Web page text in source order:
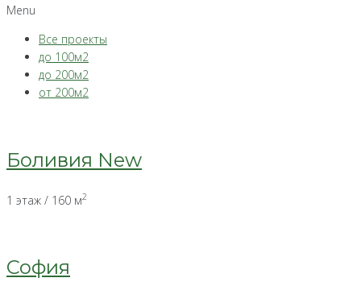
Menu
Все проекты
до 100м2
до 200м2
от 200м2
Боливия New
1 этаж / 160 м2
София